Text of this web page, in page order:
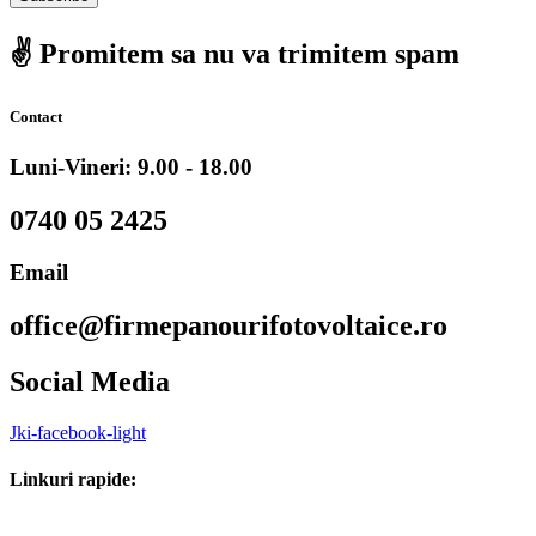
✌️ Promitem sa nu va trimitem spam
Contact
Luni-Vineri: 9.00 - 18.00
0740 05 2425
Email
office@firmepanourifotovoltaice.ro
Social Media
Jki-facebook-light
Linkuri rapide: